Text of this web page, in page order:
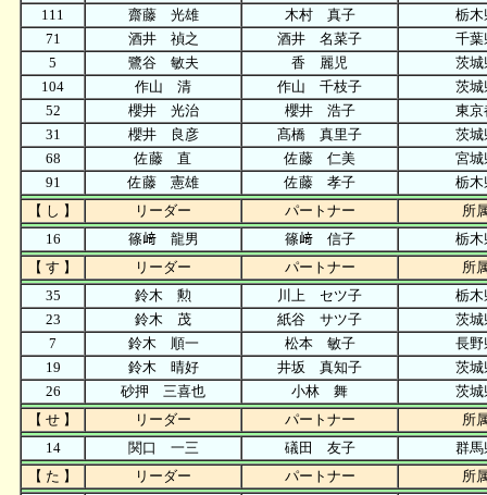
111
齋藤 光雄 木村 真子
栃木
71
酒井 禎之 酒井 名菜子
千葉
5
鷺谷 敏夫 香 麗児
茨城
104
作山 清 作山 千枝子
茨城
52
櫻井 光治 櫻井 浩子
東京
31
櫻井 良彦 髙橋 真里子
茨城
68
佐藤 直 佐藤 仁美
宮城
91
佐藤 憲雄 佐藤 孝子
栃木
【 し 】
リーダー パートナー
所
16
篠﨑 龍男 篠﨑 信子
栃木
【 す 】
リーダー パートナー
所
35
鈴木 勲 川上 セツ子
栃木
23
鈴木 茂 紙谷 サツ子
茨城
7
鈴木 順一 松本 敏子
長野
19
鈴木 晴好 井坂 真知子
茨城
26
砂押 三喜也 小林 舞
茨城
【 せ 】
リーダー パートナー
所
14
関口 一三 礒田 友子
群馬
【 た 】
リーダー パートナー
所